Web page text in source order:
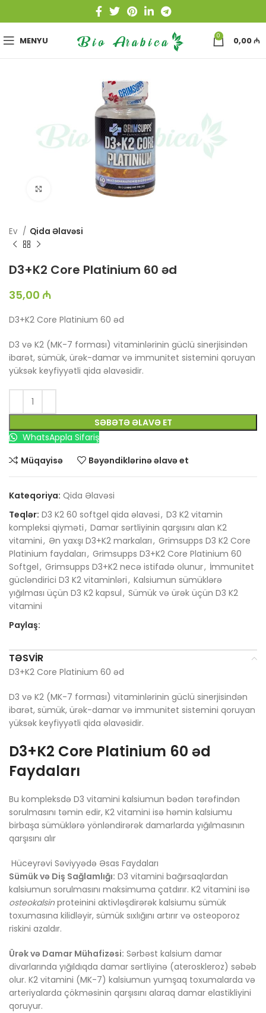
MENYU 0 0,00₼
Böyütmək üçün toxun
Ev Qida Əlavəsi
D3+K2 Core Platinium 60 əd
35,00 ₼
D3+K2 Core Platinium 60 əd
D3 və K2 (MK-7 forması) vitaminlərinin güclü sinerjisindən
ibarət, sümük, ürək-damar və immunitet sistemini qoruyan
yüksək keyfiyyətli qida əlavəsidir.
SƏBƏTƏ ƏLAVƏ ET
WhatsAppla Sifariş
Müqayisə
Bəyəndiklərinə əlavə et
Kateqoriya: Qida Əlavəsi
Teqlər: D3 K2 60 softgel qida əlavəsi, D3 K2 vitamin
kompleksi qiyməti, Damar sərtliyinin qarşısını alan K2
vitamini, Ən yaxşı D3+K2 markaları, Grimsupps D3 K2 Core
Platinium faydaları, Grimsupps D3+K2 Core Platinium 60
Softgel, Grimsupps D3+K2 necə istifadə olunur, İmmunitet
gücləndirici D3 K2 vitaminləri, Kalsiumun sümüklərə
yığılması üçün D3 K2 kapsul, Sümük və ürək üçün D3 K2
vitamini
Paylaş:
TƏSVIR
D3+K2 Core Platinium 60 əd
D3 və K2 (MK-7 forması) vitaminlərinin güclü sinerjisindən
ibarət, sümük, ürək-damar və immunitet sistemini qoruyan
yüksək keyfiyyətli qida əlavəsidir.
D3+K2 Core Platinium 60 əd
Faydaları
Bu kompleksdə D3 vitamini kalsiumun bədən tərəfindən
sorulmasını təmin edir, K2 vitamini isə həmin kalsiumu
birbaşa sümüklərə yönləndirərək damarlarda yığılmasının
qarşısını alır
Hüceyrəvi Səviyyədə Əsas Faydaları
Sümük və Diş Sağlamlığı: D3 vitamini bağırsaqlardan
kalsiumun sorulmasını maksimuma çatdırır. K2 vitamini isə
osteokalsinproteinini aktivləşdirərək kalsiumu sümük
toxumasına kilidləyir, sümük sıxlığını artırır və osteoporoz
riskini azaldır.
Ürək və Damar Mühafizəsi: Sərbəst kalsium damar
divarlarında yığıldıqda damar sərtliyinə (ateroskleroz) səbəb
olur. K2 vitamini (MK-7) kalsiumun yumşaq toxumalarda və
arteriyalarda çökməsinin qarşısını alaraq damar elastikliyini
qoruyur.